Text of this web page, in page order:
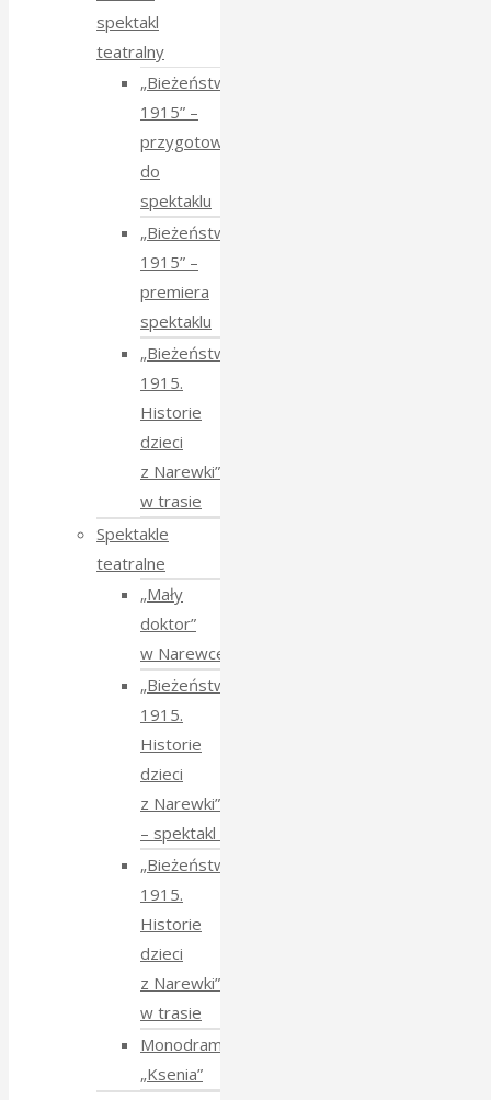
spektakl
teatralny
„Bieżeństwo
1915” –
przygotowania
do
spektaklu
„Bieżeństwo
1915” –
premiera
spektaklu
„Bieżeństwo
1915.
Historie
dzieci
z Narewki”
w trasie
Spektakle
teatralne
„Mały
doktor”
w Narewce
„Bieżeństwo
1915.
Historie
dzieci
z Narewki”
⁠–⁠ spektakl teatralny
„Bieżeństwo
1915.
Historie
dzieci
z Narewki”
w trasie
Monodram
„Ksenia”